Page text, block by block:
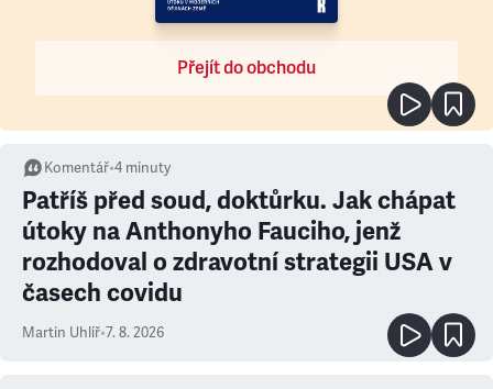
Přejít do obchodu
Komentář•4 minuty
Patříš před soud, doktůrku. Jak chápat
útoky na Anthonyho Fauciho, jenž
rozhodoval o zdravotní strategii USA v
časech covidu
Martin Uhlíř•7. 8. 2026